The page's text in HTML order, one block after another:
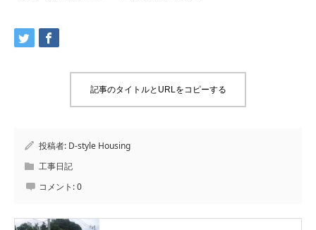
記事のタイトルとURLをコピーする
投稿者: D-style Housing
工事日記
コメント:0